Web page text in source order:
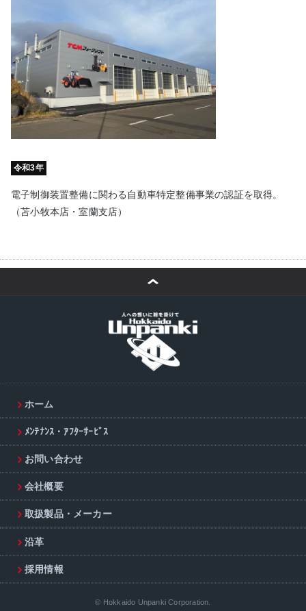
令和3年
電子制御装置整備に関わる自動車特定整備事業の認証を取得。
（苫小牧本店・室蘭支店）
ホーム
ﾒﾝﾃﾅﾝｽ・ｱﾌﾀｰｻｰﾋﾞｽ
お問い合わせ
会社概要
取扱製品・メーカー
沿革
採用情報
© Hokkaido Unpanki Corporation.